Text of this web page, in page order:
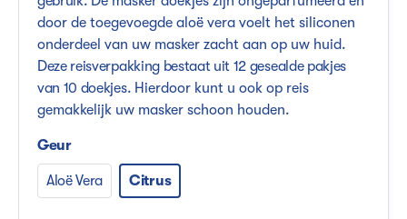
door de toegevoegde aloë vera voelt het siliconen
onderdeel van uw masker zacht aan op uw huid.
Deze reisverpakking bestaat uit 12 gesealde pakjes
van 10 doekjes. Hierdoor kunt u ook op reis
gemakkelijk uw masker schoon houden.
Geur
Aloë Vera Citrus